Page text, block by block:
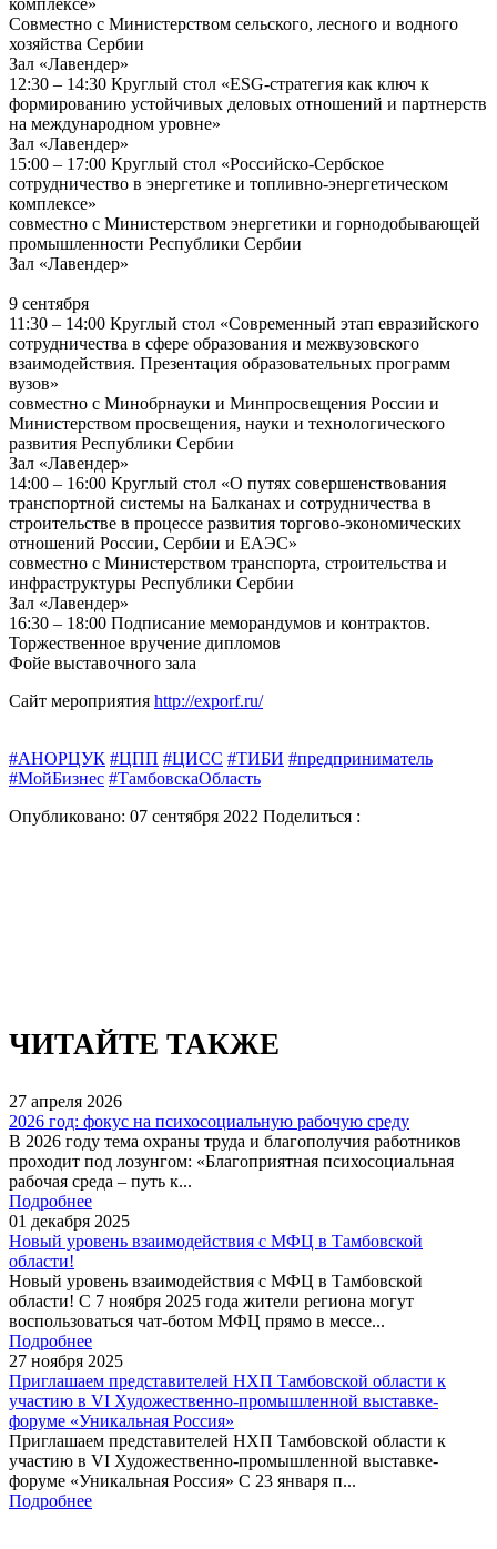
Совместно с Министерством сельского, лесного и водного
хозяйства Сербии
Зал «Лавендер»
12:30 – 14:30 Круглый стол «ESG-стратегия как ключ к
формированию устойчивых деловых отношений и партнерств
на международном уровне»
Зал «Лавендер»
15:00 – 17:00 Круглый стол «Российско-Сербское
сотрудничество в энергетике и топливно-энергетическом
комплексе»
совместно с Министерством энергетики и горнодобывающей
промышленности Республики Сербии
Зал «Лавендер»
9 сентября
11:30 – 14:00 Круглый стол «Современный этап евразийского
сотрудничества в сфере образования и межвузовского
взаимодействия. Презентация образовательных программ
вузов»
совместно с Минобрнауки и Минпросвещения России и
Министерством просвещения, науки и технологического
развития Республики Сербии
Зал «Лавендер»
14:00 – 16:00 Круглый стол «О путях совершенствования
транспортной системы на Балканах и сотрудничества в
строительстве в процессе развития торгово-экономических
отношений России, Сербии и ЕАЭС»
совместно с Министерством транспорта, строительства и
инфраструктуры Республики Сербии
Зал «Лавендер»
16:30 – 18:00 Подписание меморандумов и контрактов.
Торжественное вручение дипломов
Фойе выставочного зала
Сайт мероприятия http://exporf.ru/
#АНОРЦУК #ЦПП #ЦИСС #ТИБИ #предприниматель
#МойБизнес #ТамбовскаОбласть
Опубликовано: 07 сентября 2022 Поделиться :
ЧИТАЙТЕ ТАКЖЕ
27 апреля 2026
2026 год: фокус на психосоциальную рабочую среду
В 2026 году тема охраны труда и благополучия работников
проходит под лозунгом: «Благоприятная психосоциальная
рабочая среда – путь к...
Подробнее
01 декабря 2025
Новый уровень взаимодействия с МФЦ в Тамбовской
области!
Новый уровень взаимодействия с МФЦ в Тамбовской
области! С 7 ноября 2025 года жители региона могут
воспользоваться чат-ботом МФЦ прямо в мессе...
Подробнее
27 ноября 2025
Приглашаем представителей НХП Тамбовской области к
участию в VI Художественно-промышленной выставке-
форуме «Уникальная Россия»
Приглашаем представителей НХП Тамбовской области к
участию в VI Художественно-промышленной выставке-
форуме «Уникальная Россия» С 23 января п...
Подробнее